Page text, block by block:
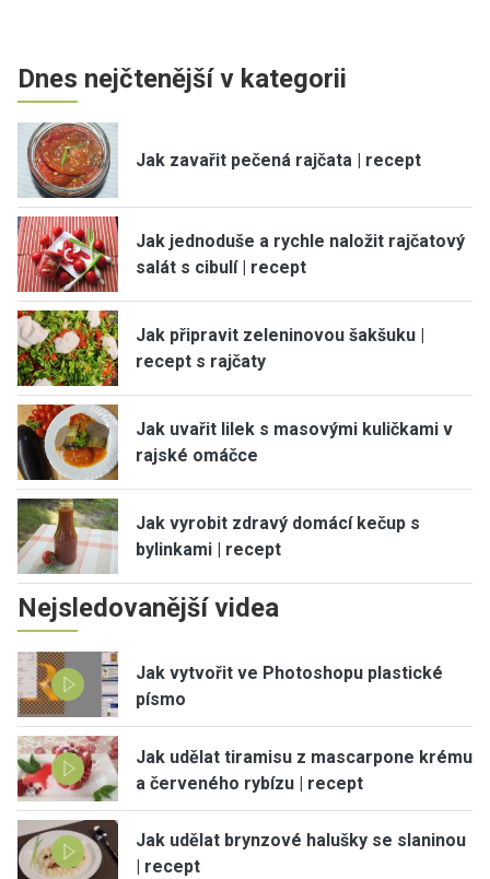
Dnes nejčtenější v kategorii
Jak zavařit pečená rajčata | recept
Jak jednoduše a rychle naložit rajčatový
salát s cibulí | recept
Jak připravit zeleninovou šakšuku |
recept s rajčaty
Jak uvařit lilek s masovými kuličkami v
rajské omáčce
Jak vyrobit zdravý domácí kečup s
bylinkami | recept
Nejsledovanější videa
Jak vytvořit ve Photoshopu plastické
písmo
Jak udělat tiramisu z mascarpone krému
a červeného rybízu | recept
Jak udělat brynzové halušky se slaninou
| recept